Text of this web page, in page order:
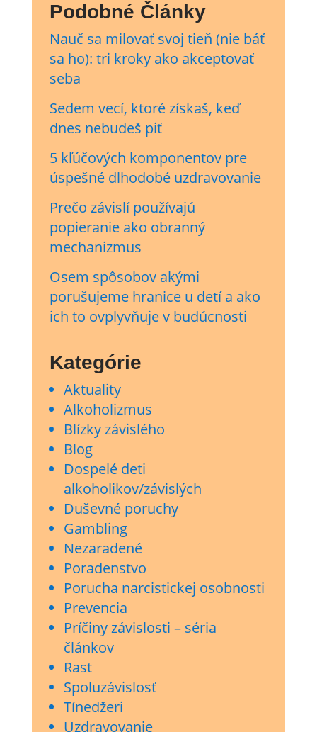
Podobné Články
Nauč sa milovať svoj tieň (nie báť
sa ho): tri kroky ako akceptovať
seba
Sedem vecí, ktoré získaš, keď
dnes nebudeš piť
5 kľúčových komponentov pre
úspešné dlhodobé uzdravovanie
Prečo závislí používajú
popieranie ako obranný
mechanizmus
Osem spôsobov akými
porušujeme hranice u detí a ako
ich to ovplyvňuje v budúcnosti
Kategórie
Aktuality
Alkoholizmus
Blízky závislého
Blog
Dospelé deti
alkoholikov/závislých
Duševné poruchy
Gambling
Nezaradené
Poradenstvo
Porucha narcistickej osobnosti
Prevencia
Príčiny závislosti – séria
článkov
Rast
Spoluzávislosť
Tínedžeri
Uzdravovanie